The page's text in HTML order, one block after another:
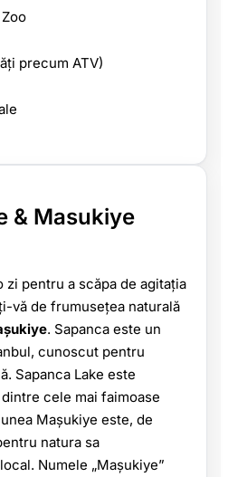
precum ATV)
& Masukiye
zi pentru a scăpa de agitația
vă de frumusețea naturală
. Sapanca este un
cunoscut pentru
Sapanca Lake este
cele mai faimoase
Maşukiye este, de
natura sa
Numele „Maşukiye”